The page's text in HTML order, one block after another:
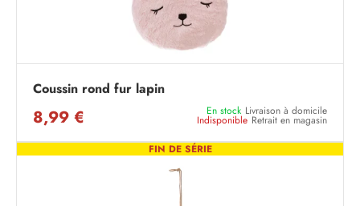
Coussin rond fur lapin
8,99 € En stock Livraison à domicile
Indisponible Retrait en magasin
FIN DE SÉRIE